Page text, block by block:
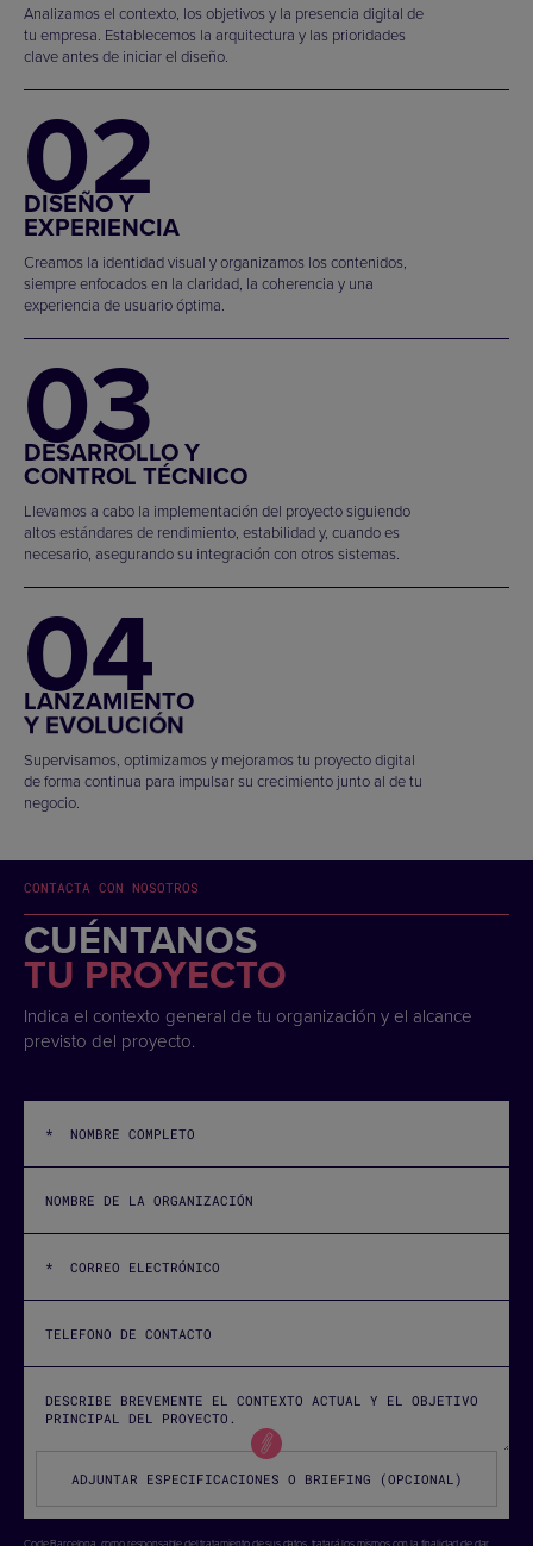
Analizamos el contexto, los objetivos y la presencia digital de
tu empresa. Establecemos la arquitectura y las prioridades
clave antes de iniciar el diseño.
02
DISEÑO Y
EXPERIENCIA
Creamos la identidad visual y organizamos los contenidos,
siempre enfocados en la claridad, la coherencia y una
experiencia de usuario óptima.
03
DESARROLLO Y
CONTROL TÉCNICO
Llevamos a cabo la implementación del proyecto siguiendo
altos estándares de rendimiento, estabilidad y, cuando es
necesario, asegurando su integración con otros sistemas.
04
LANZAMIENTO
Y EVOLUCIÓN
Supervisamos, optimizamos y mejoramos tu proyecto digital
de forma continua para impulsar su crecimiento junto al de tu
negocio.
CONTACTA CON NOSOTROS
CUÉNTANOS
TU PROYECTO
Indica el contexto general de tu organización y el alcance
previsto del proyecto.
ADJUNTAR ESPECIFICACIONES O BRIEFING (OPCIONAL)
Code Barcelona, como responsable del tratamiento de sus datos, tratará los mismos con la finalidad de dar